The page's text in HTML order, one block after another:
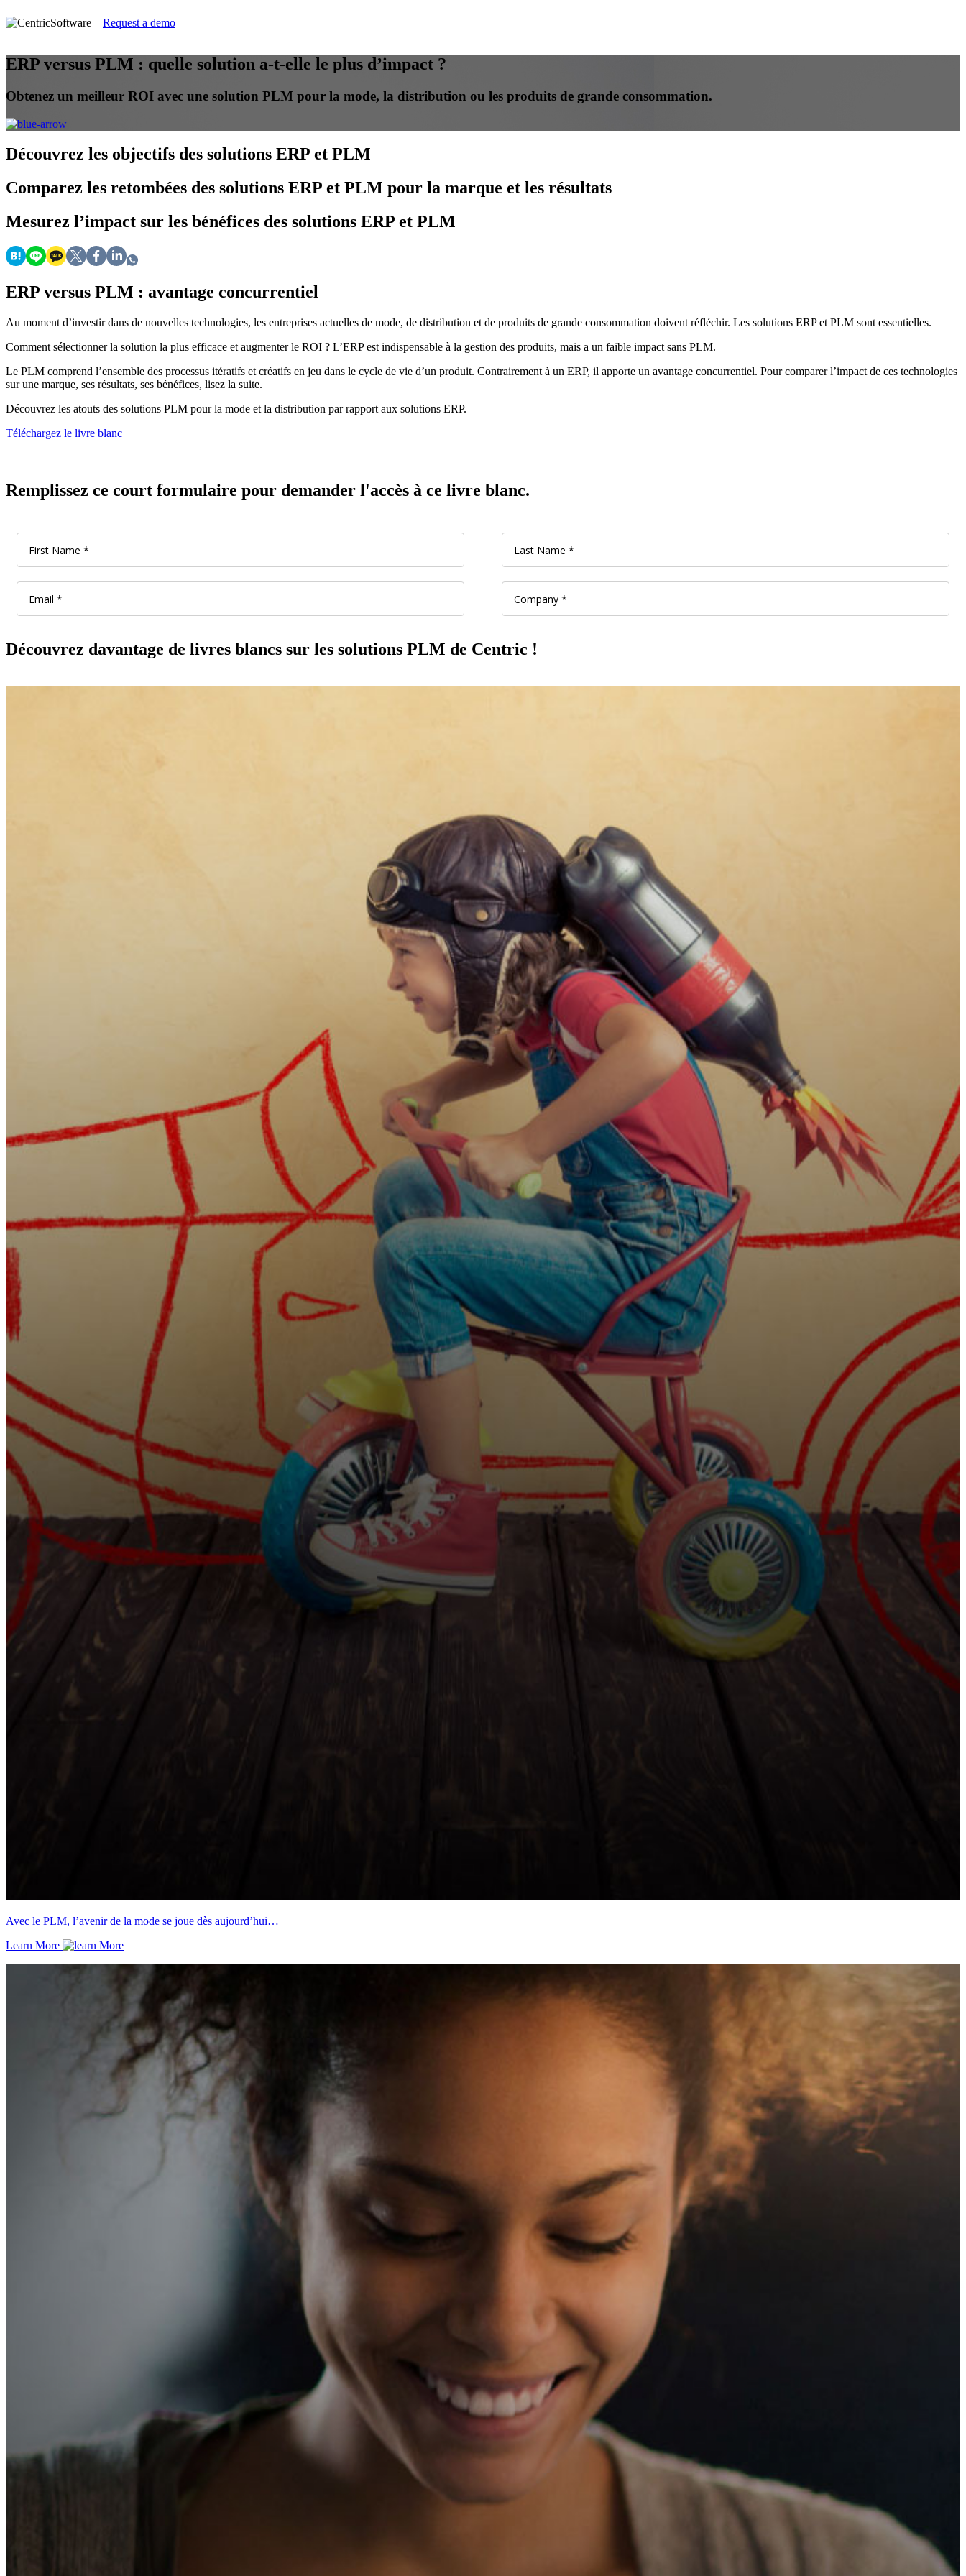
Request a demo
ERP versus PLM : quelle solution a-t-elle le plus d’impact ?
Obtenez un meilleur ROI avec une solution PLM pour la mode, la distribution ou les produits de grande consommation.
Découvrez les objectifs des solutions ERP et PLM
Comparez les retombées des solutions ERP et PLM pour la marque et les résultats
Mesurez l’impact sur les bénéfices des solutions ERP et PLM
ERP versus PLM : avantage concurrentiel
Au moment d’investir dans de nouvelles technologies, les entreprises actuelles de mode, de distribution et de produits de grande consommation doivent réfléchir. Les solutions ERP et PLM sont essentielles.
Comment sélectionner la solution la plus efficace et augmenter le ROI ? L’ERP est indispensable à la gestion des produits, mais a un faible impact sans PLM.
Le PLM comprend l’ensemble des processus itératifs et créatifs en jeu dans le cycle de vie d’un produit. Contrairement à un ERP, il apporte un avantage concurrentiel. Pour comparer l’impact de ces technologies
sur une marque, ses résultats, ses bénéfices, lisez la suite.
Découvrez les atouts des solutions PLM pour la mode et la distribution par rapport aux solutions ERP.
Téléchargez le livre blanc
Remplissez ce court formulaire pour demander l'accès à ce livre blanc.
Découvrez davantage de livres blancs sur les solutions PLM de Centric !
Avec le PLM, l’avenir de la mode se joue dès aujourd’hui…
Learn More